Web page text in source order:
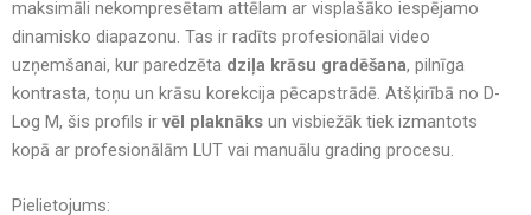
maksimāli nekompresētam attēlam ar visplašāko iespējamo
dinamisko diapazonu. Tas ir radīts profesionālai video
uzņemšanai, kur paredzēta dziļa krāsu gradēšana, pilnīga
kontrasta, toņu un krāsu korekcija pēcapstrādē. Atšķirībā no D-
Log M, šis profils ir vēl plaknāks un visbiežāk tiek izmantots
kopā ar profesionālām LUT vai manuālu grading procesu.
Pielietojums: